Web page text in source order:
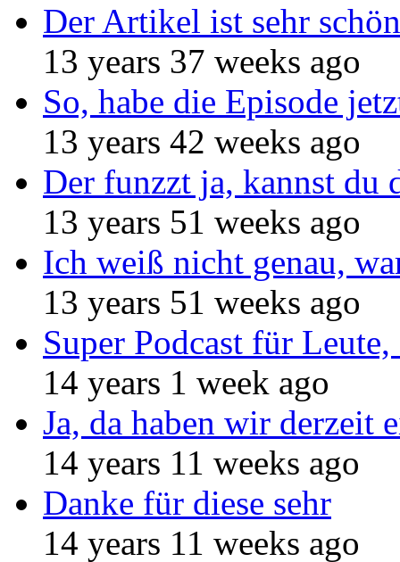
Der Artikel ist sehr schön
13 years 37 weeks ago
So, habe die Episode
13 years 42 weeks ago
Der funzzt ja, kannst du
13 years 51 weeks ago
Ich weiß nicht genau,
13 years 51 weeks ago
Super Podcast für Leute,
14 years 1 week ago
Ja, da haben wir derzeit
14 years 11 weeks ago
Danke für diese sehr
14 years 11 weeks ago